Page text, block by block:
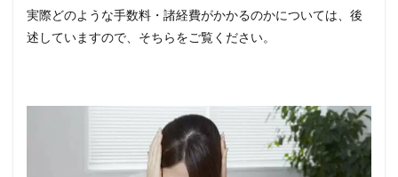
実際どのような手数料・諸経費がかかるのかについては、後
述していますので、そちらをご覧ください。